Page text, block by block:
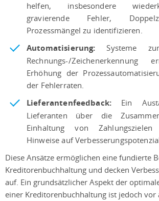
helfen, insbesondere
gravierende Fehler,
Prozessmängel zu identifizieren.
Automatisierung: Systeme zur
Rechnungs-/Zeichenerkennung
Erhöhung der
der Fehlerraten.
Lieferantenfeedback: Ein
Lieferanten über die
Einhaltung von
Hinweise auf
Diese Ansätze ermöglichen eine fundierte
Kreditorenbuchhaltung und decken
auf. Ein grundsätzlicher Aspekt der
einer Kreditorenbuchhaltung ist jedoch vor